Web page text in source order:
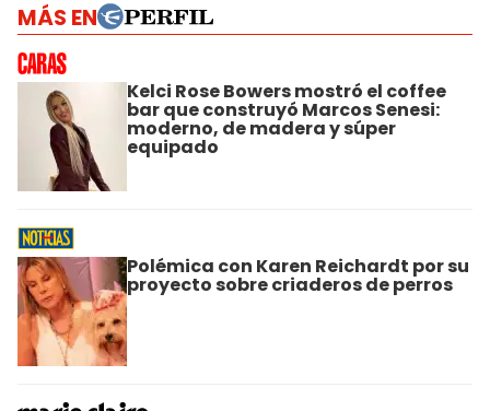
MÁS EN
Kelci Rose Bowers mostró el coffee
bar que construyó Marcos Senesi:
moderno, de madera y súper
equipado
Polémica con Karen Reichardt por su
proyecto sobre criaderos de perros